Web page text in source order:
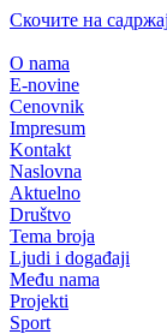
Скочите на садржај
O nama
E-novine
Cenovnik
Impresum
Kontakt
Naslovna
Aktuelno
Društvo
Tema broja
Ljudi i događaji
Među nama
Projekti
Sport